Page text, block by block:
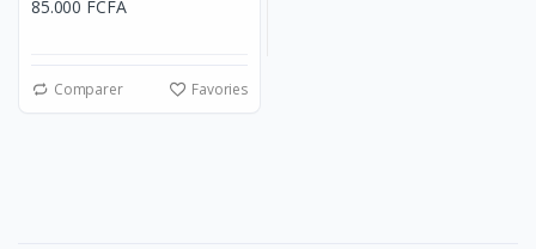
85.000 FCFA
Comparer Favories